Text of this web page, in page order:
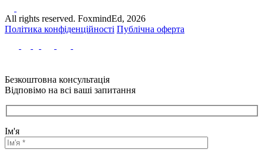
All rights reserved. FoxmindEd, 2026
Політика конфіденційності Публічна оферта
Безкоштовна консультація
Відповімо на всі ваші запитання
Ім'я